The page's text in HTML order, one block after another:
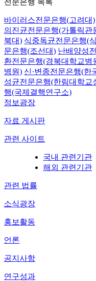
바이러스전문은행(고려대)
의진균전문은행(가톨릭관
북대) 식중독균전문은행(
문은행(조선대) 난배양성
환전문은행(경북대학교병
병원) 신·변종전문은행(한
성균전문은행(한림대학교
행(국제결핵연구소)
정보광장
자료 게시판
관련 사이트
국내 관련기관
해외 관련기관
관련 법률
소식광장
홍보활동
언론
공지사항
연구성과